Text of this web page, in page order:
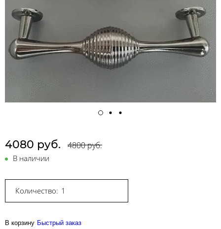
4080 руб. 4800 руб.
В наличии
Количество:
В корзину Быстрый заказ